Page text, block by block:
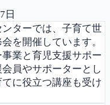
日
ターでは、子育て世
を開催しています。
業と育児支援サポー
員やサポーターとし
に役立つ講座も受け